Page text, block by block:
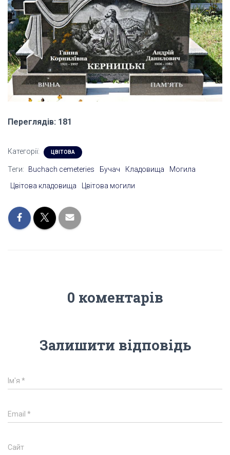
Переглядів: 181
Категорії: ЦВІТОВА
Теги: Buchach cemeteries Бучач Кладовища
Могила
Цвітова кладовища
Цвітова могили
0 коментарів
Залишити відповідь
Ім'я *
Email *
Сайт